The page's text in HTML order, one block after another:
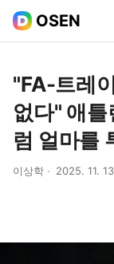
OSEN
"FA-트레
없다" 애
럼 얼마를
이상학 2025. 11.